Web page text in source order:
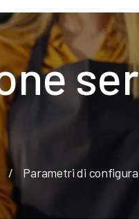
/ Parametri di